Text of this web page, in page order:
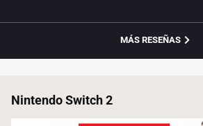
MÁS RESEÑAS
Nintendo Switch 2